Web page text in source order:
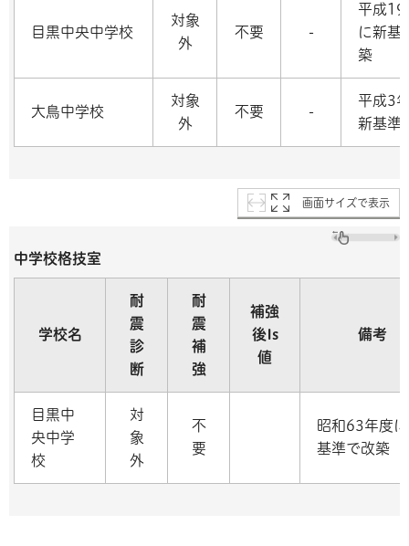
目黒中央中学校
対象
外
不要 -
平成19
に新基
築
大鳥中学校
対象
外
不要 -
平成3
新基準
画面サイズで表示
中学校格技室
学校名
耐
震
診
断
耐
震
補
強
補強
後Is
値
備考
目黒中
央中学
校
対
象
外
不
要
昭和63年度
基準で改築